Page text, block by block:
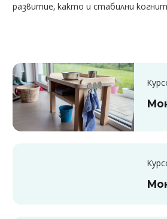
развитие, както и стабилни